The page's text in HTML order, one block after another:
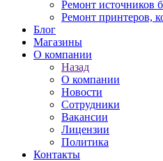
Ремонт источников
Ремонт принтеров,
Блог
Магазины
О компании
Назад
О компании
Новости
Сотрудники
Вакансии
Лицензии
Политика
Контакты